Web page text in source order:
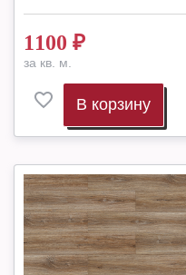
1100 ₽
за кв. м.
В корзину